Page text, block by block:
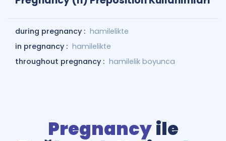
during pregnancy : hamilelikte
in pregnancy : hamilelikte
throughout pregnancy : hamilelik boyunca
Pregnancyile